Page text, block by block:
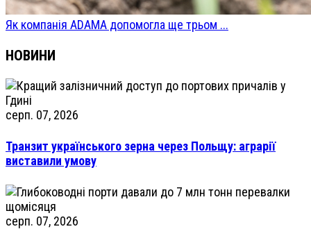
Як компанія ADAMA допомогла ще трьом ...
НОВИНИ
серп. 07, 2026
Транзит українського зерна через Польщу: аграрії
виставили умову
серп. 07, 2026